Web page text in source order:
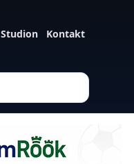
Studion Kontakt